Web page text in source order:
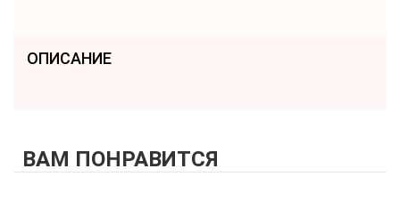
ОПИСАНИЕ
ВАМ ПОНРАВИТСЯ